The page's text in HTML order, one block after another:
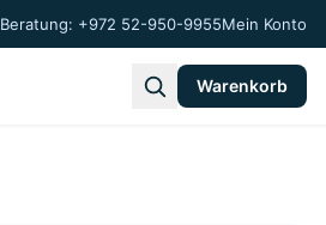
Beratung: +972 52-950-9955Mein Konto
Warenkorb